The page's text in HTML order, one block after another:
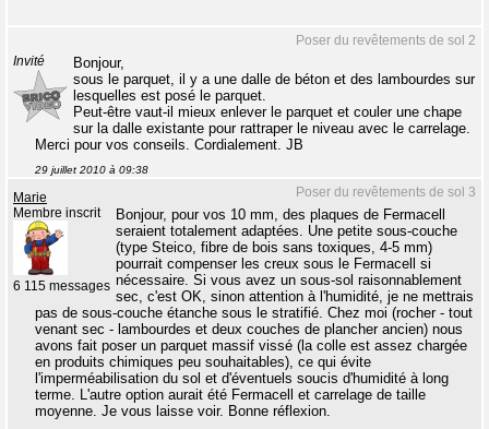
Poser du revêtements de sol 2
Invité
Bonjour,
sous le parquet, il y a une dalle de béton et des lambourdes sur
lesquelles est posé le parquet.
Peut-être vaut-il mieux enlever le parquet et couler une chape
sur la dalle existante pour rattraper le niveau avec le carrelage.
Merci pour vos conseils. Cordialement. JB
29 juillet 2010 à 09:38
Poser du revêtements de sol 3
Marie
Membre inscrit
6 115 messages
Bonjour, pour vos 10 mm, des plaques de Fermacell
seraient totalement adaptées. Une petite sous-couche
(type Steico, fibre de bois sans toxiques, 4-5 mm)
pourrait compenser les creux sous le Fermacell si
nécessaire. Si vous avez un sous-sol raisonnablement
sec, c'est OK, sinon attention à l'humidité, je ne mettrais
pas de sous-couche étanche sous le stratifié. Chez moi (rocher - tout
venant sec - lambourdes et deux couches de plancher ancien) nous
avons fait poser un parquet massif vissé (la colle est assez chargée
en produits chimiques peu souhaitables), ce qui évite
l'imperméabilisation du sol et d'éventuels soucis d'humidité à long
terme. L'autre option aurait été Fermacell et carrelage de taille
moyenne. Je vous laisse voir. Bonne réflexion.